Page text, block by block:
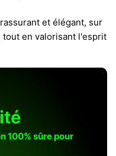
et élégant, sur
tout en valorisant l'esprit
100% sûre pour